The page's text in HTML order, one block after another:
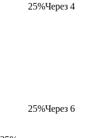
25%Через 4
25%Через 6